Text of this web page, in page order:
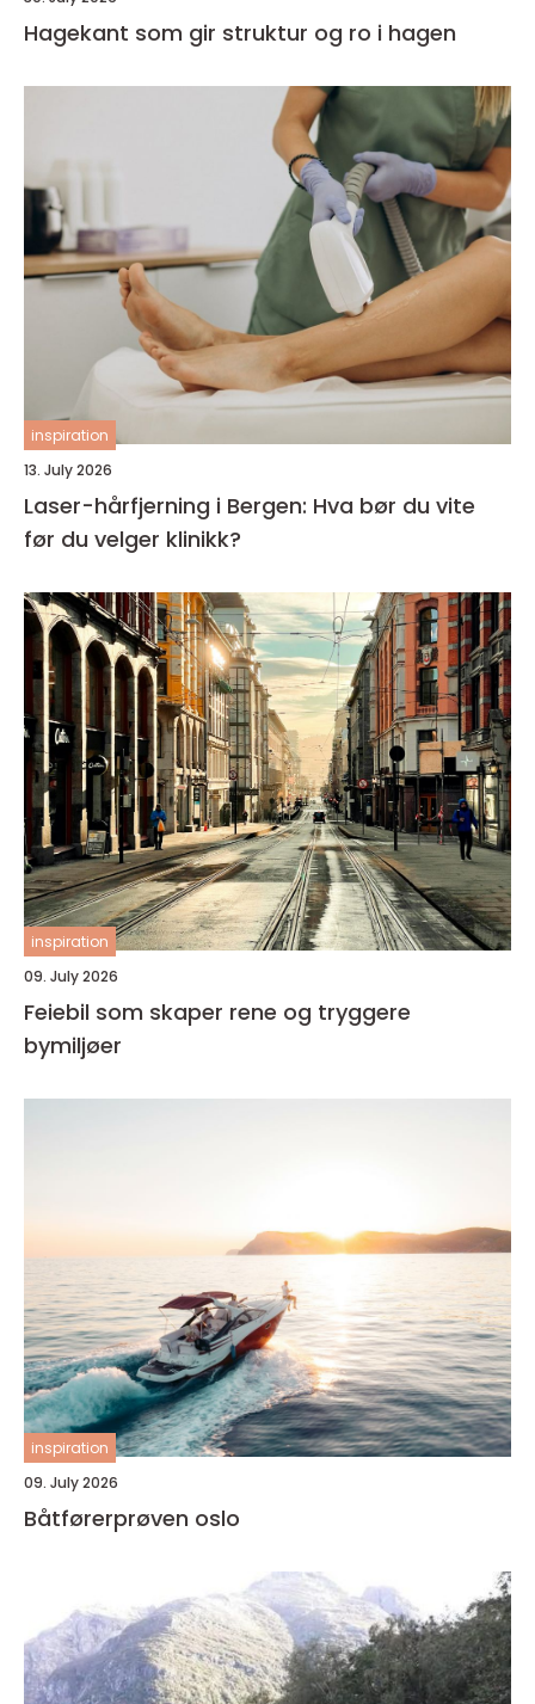
Hagekant som gir struktur og ro i hagen
inspiration
13. July 2026
Laser-hårfjerning i Bergen: Hva bør du vite
før du velger klinikk?
inspiration
09. July 2026
Feiebil som skaper rene og tryggere
bymiljøer
inspiration
09. July 2026
Båtførerprøven oslo